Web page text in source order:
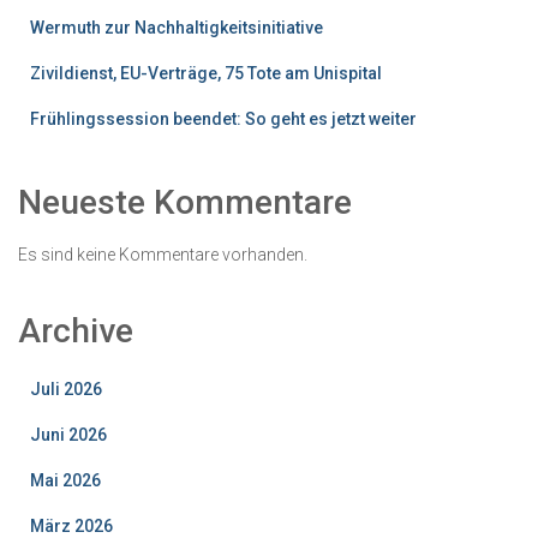
Wermuth zur Nachhaltigkeitsinitiative
Zivildienst, EU-Verträge, 75 Tote am Unispital
Frühlingssession beendet: So geht es jetzt weiter
Neueste Kommentare
Es sind keine Kommentare vorhanden.
Archive
Juli 2026
Juni 2026
Mai 2026
März 2026